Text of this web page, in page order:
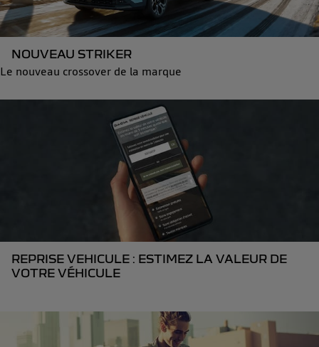
NOUVEAU STRIKER
Le nouveau crossover de la marque
REPRISE VEHICULE : ESTIMEZ LA VALEUR DE
VOTRE VÉHICULE